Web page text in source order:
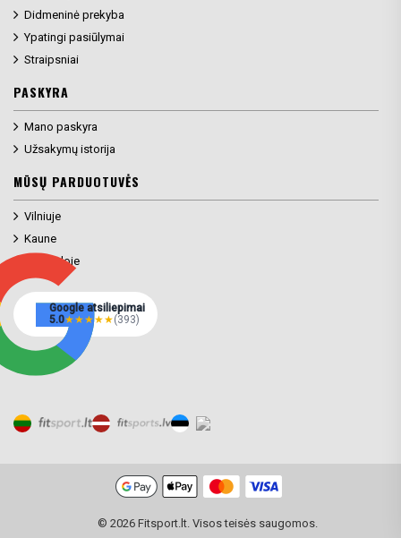
Didmeninė prekyba
Ypatingi pasiūlymai
Straipsniai
PASKYRA
Mano paskyra
Užsakymų istorija
MŪSŲ PARDUOTUVĖS
Vilniuje
Kaune
Klaipėdoje
Google atsiliepimai
5.0★★★★★(393)
© 2026 Fitsport.lt. Visos teisės saugomos.